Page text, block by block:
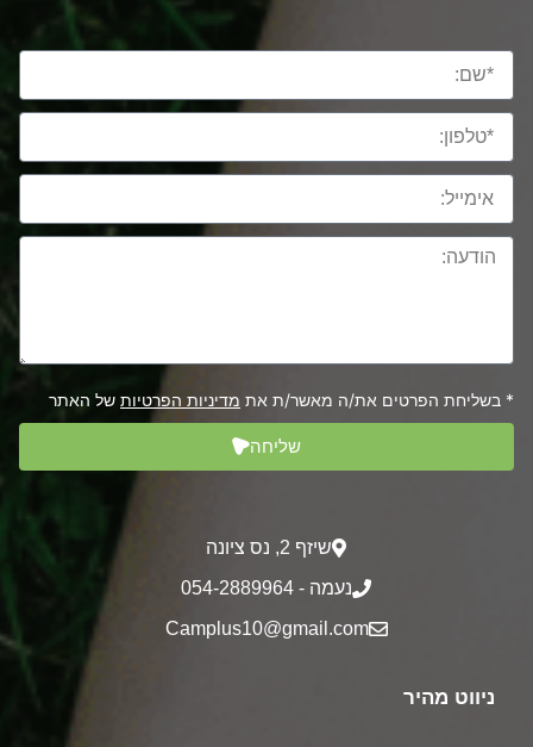
* בשליחת הפרטים את/ה מאשר/ת את מדיניות הפרטיות של האתר
שליחה
שיזף 2‎, נס ציונה
נעמה - 054-2889964
Camplus10@gmail.com
ניווט מהיר